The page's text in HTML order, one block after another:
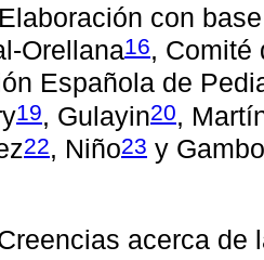
con
Orellana16, Comité
Española de
19, Gulayin20,
22, Niño23 y
acerca de